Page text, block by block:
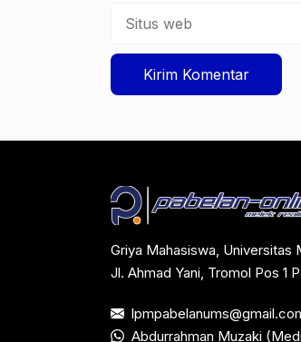
Griya Mahasiswa, Universitas
Jl. Ahmad Yani, Tromol Pos 1
Abdurrahman Muzaki